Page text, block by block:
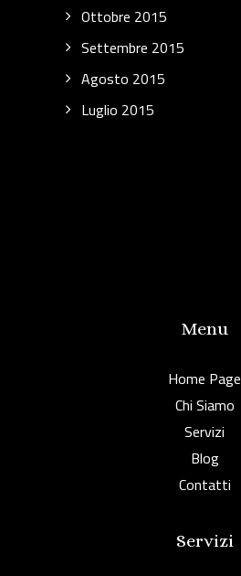
Ottobre 2015
Settembre 2015
Agosto 2015
Luglio 2015
Menu
Home Page
Chi Siamo
Servizi
Blog
Contatti
Servizi